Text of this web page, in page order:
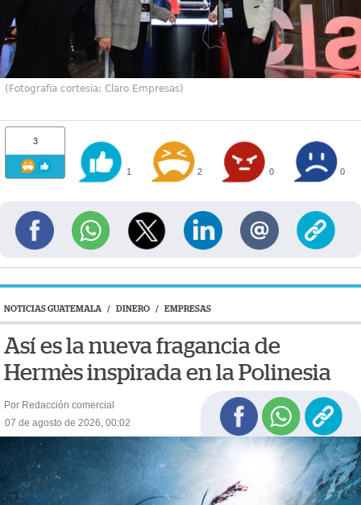
(Fotografía cortesía: Claro Empresas)
3
1 2 0 0
NOTICIAS GUATEMALA / DINERO / EMPRESAS
Así es la nueva fragancia de
Hermès inspirada en la Polinesia
Por Redacción comercial
07 de agosto de 2026, 00:02